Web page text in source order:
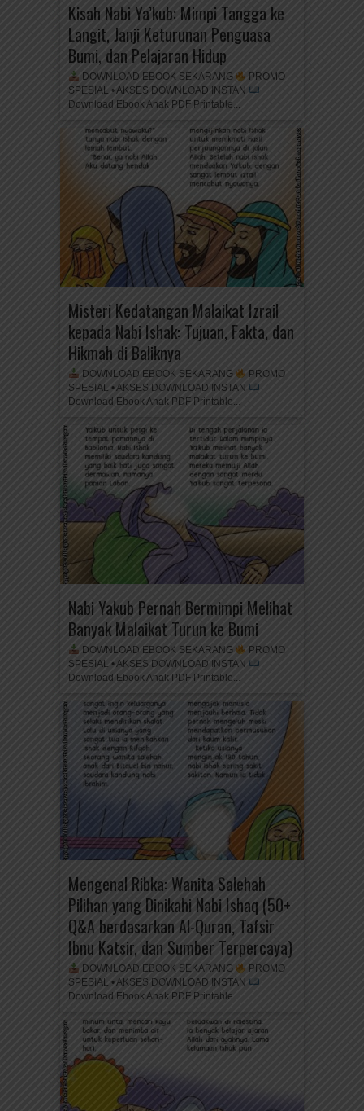
Kisah Nabi Ya’kub: Mimpi Tangga ke
Langit, Janji Keturunan Penguasa
Bumi, dan Pelajaran Hidup
DOWNLOAD EBOOK SEKARANG
PROMO
SPESIAL • AKSES DOWNLOAD INSTAN
Download Ebook Anak PDF Printable...
Misteri Kedatangan Malaikat Izrail
kepada Nabi Ishak: Tujuan, Fakta, dan
Hikmah di Baliknya
DOWNLOAD EBOOK SEKARANG
PROMO
SPESIAL • AKSES DOWNLOAD INSTAN
Download Ebook Anak PDF Printable...
Nabi Yakub Pernah Bermimpi Melihat
Banyak Malaikat Turun ke Bumi
DOWNLOAD EBOOK SEKARANG
PROMO
SPESIAL • AKSES DOWNLOAD INSTAN
Download Ebook Anak PDF Printable...
Mengenal Ribka: Wanita Salehah
Pilihan yang Dinikahi Nabi Ishaq (50+
Q&A berdasarkan Al-Quran, Tafsir
Ibnu Katsir, dan Sumber Terpercaya)
DOWNLOAD EBOOK SEKARANG
PROMO
SPESIAL • AKSES DOWNLOAD INSTAN
Download Ebook Anak PDF Printable...